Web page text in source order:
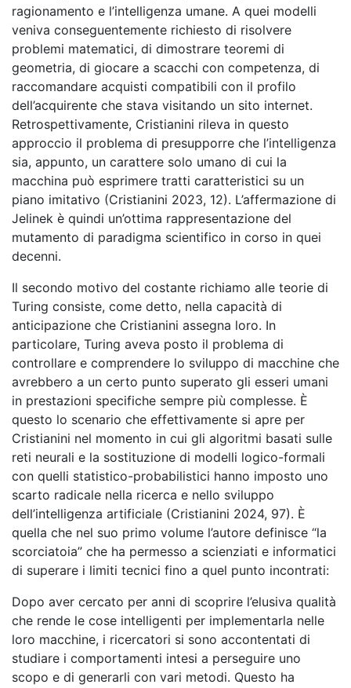
ragionamento e l’intelligenza umane. A quei modelli
veniva conseguentemente richiesto di risolvere
problemi matematici, di dimostrare teoremi di
geometria, di giocare a scacchi con competenza, di
raccomandare acquisti compatibili con il profilo
dell’acquirente che stava visitando un sito internet.
Retrospettivamente, Cristianini rileva in questo
approccio il problema di presupporre che l’intelligenza
sia, appunto, un carattere solo umano di cui la
macchina può esprimere tratti caratteristici su un
piano imitativo (Cristianini 2023, 12). L’affermazione di
Jelinek è quindi un’ottima rappresentazione del
mutamento di paradigma scientifico in corso in quei
decenni.
Il secondo motivo del costante richiamo alle teorie di
Turing consiste, come detto, nella capacità di
anticipazione che Cristianini assegna loro. In
particolare, Turing aveva posto il problema di
controllare e comprendere lo sviluppo di macchine che
avrebbero a un certo punto superato gli esseri umani
in prestazioni specifiche sempre più complesse. È
questo lo scenario che effettivamente si apre per
Cristianini nel momento in cui gli algoritmi basati sulle
reti neurali e la sostituzione di modelli logico-formali
con quelli statistico-probabilistici hanno imposto uno
scarto radicale nella ricerca e nello sviluppo
dell’intelligenza artificiale (Cristianini 2024, 97). È
quella che nel suo primo volume l’autore definisce “la
scorciatoia” che ha permesso a scienziati e informatici
di superare i limiti tecnici fino a quel punto incontrati:
Dopo aver cercato per anni di scoprire l’elusiva qualità
che rende le cose intelligenti per implementarla nelle
loro macchine, i ricercatori si sono accontentati di
studiare i comportamenti intesi a perseguire uno
scopo e di generarli con vari metodi. Questo ha